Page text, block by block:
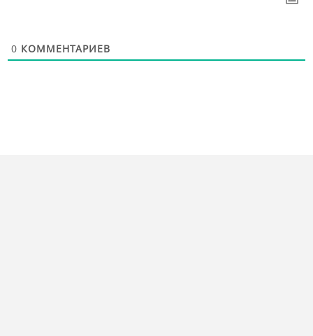
0 КОММЕНТАРИЕВ